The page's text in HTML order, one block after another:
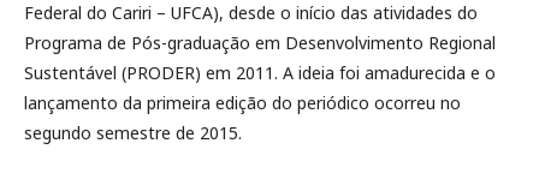
Federal do Cariri – UFCA), desde o início das atividades do
Programa de Pós-graduação em Desenvolvimento Regional
Sustentável (PRODER) em 2011. A ideia foi amadurecida e o
lançamento da primeira edição do periódico ocorreu no
segundo semestre de 2015.